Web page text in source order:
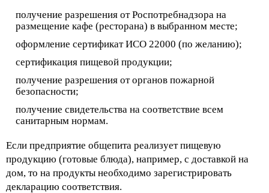
получение разрешения от Роспотребнадзора на
размещение кафе (ресторана) в выбранном месте;
оформление сертификат ИСО 22000 (по желанию);
сертификация пищевой продукции;
получение разрешения от органов пожарной
безопасности;
получение свидетельства на соответствие всем
санитарным нормам.
Если предприятие общепита реализует пищевую
продукцию (готовые блюда), например, с доставкой на
дом, то на продукты необходимо зарегистрировать
декларацию соответствия.